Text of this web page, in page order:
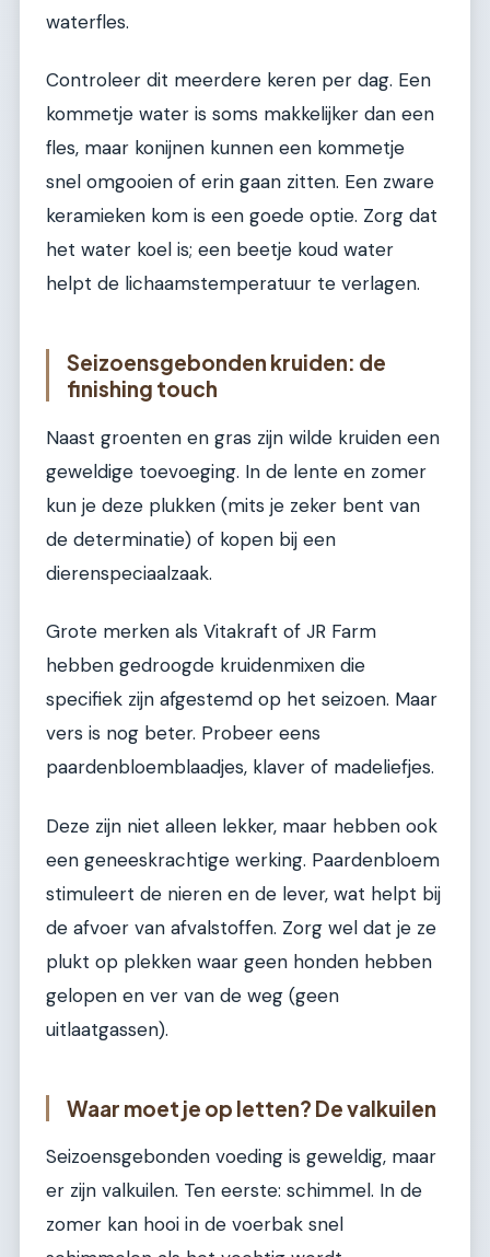
waterfles.
Controleer dit meerdere keren per dag. Een
kommetje water is soms makkelijker dan een
fles, maar konijnen kunnen een kommetje
snel omgooien of erin gaan zitten. Een zware
keramieken kom is een goede optie. Zorg dat
het water koel is; een beetje koud water
helpt de lichaamstemperatuur te verlagen.
Seizoensgebonden kruiden: de
finishing touch
Naast groenten en gras zijn wilde kruiden een
geweldige toevoeging. In de lente en zomer
kun je deze plukken (mits je zeker bent van
de determinatie) of kopen bij een
dierenspeciaalzaak.
Grote merken als Vitakraft of JR Farm
hebben gedroogde kruidenmixen die
specifiek zijn afgestemd op het seizoen. Maar
vers is nog beter. Probeer eens
paardenbloemblaadjes, klaver of madeliefjes.
Deze zijn niet alleen lekker, maar hebben ook
een geneeskrachtige werking. Paardenbloem
stimuleert de nieren en de lever, wat helpt bij
de afvoer van afvalstoffen. Zorg wel dat je ze
plukt op plekken waar geen honden hebben
gelopen en ver van de weg (geen
uitlaatgassen).
Waar moet je op letten? De valkuilen
Seizoensgebonden voeding is geweldig, maar
er zijn valkuilen. Ten eerste: schimmel. In de
zomer kan hooi in de voerbak snel